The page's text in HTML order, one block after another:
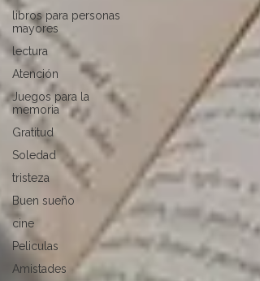
libros para personas
mayores
lectura
Atención
Juegos para la
memoria
Gratitud
Soledad
tristeza
Buen sueño
cine
Peliculas
Amistades